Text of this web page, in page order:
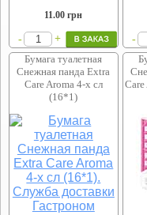
11.00 грн
- + -
Бумага туалетная
Снежная панда Extra
Care Aroma 4-х сл
(16*1)